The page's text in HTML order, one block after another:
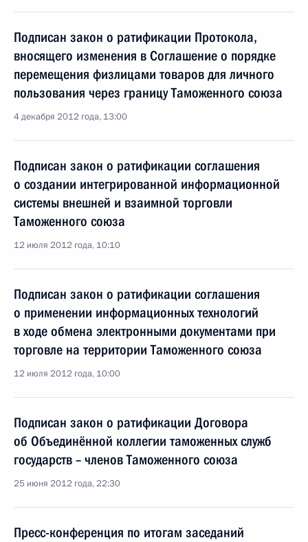
Подписан закон о ратификации Протокола,
вносящего изменения в Соглашение о порядке
перемещения физлицами товаров для личного
пользования через границу Таможенного союза
4 декабря 2012 года, 13:00
Подписан закон о ратификации соглашения
о создании интегрированной информационной
системы внешней и взаимной торговли
Таможенного союза
12 июля 2012 года, 10:10
Подписан закон о ратификации соглашения
о применении информационных технологий
в ходе обмена электронными документами при
торговле на территории Таможенного союза
12 июля 2012 года, 10:00
Подписан закон о ратификации Договора
об Объединённой коллегии таможенных служб
государств – членов Таможенного союза
25 июня 2012 года, 22:30
Пресс-конференция по итогам заседаний